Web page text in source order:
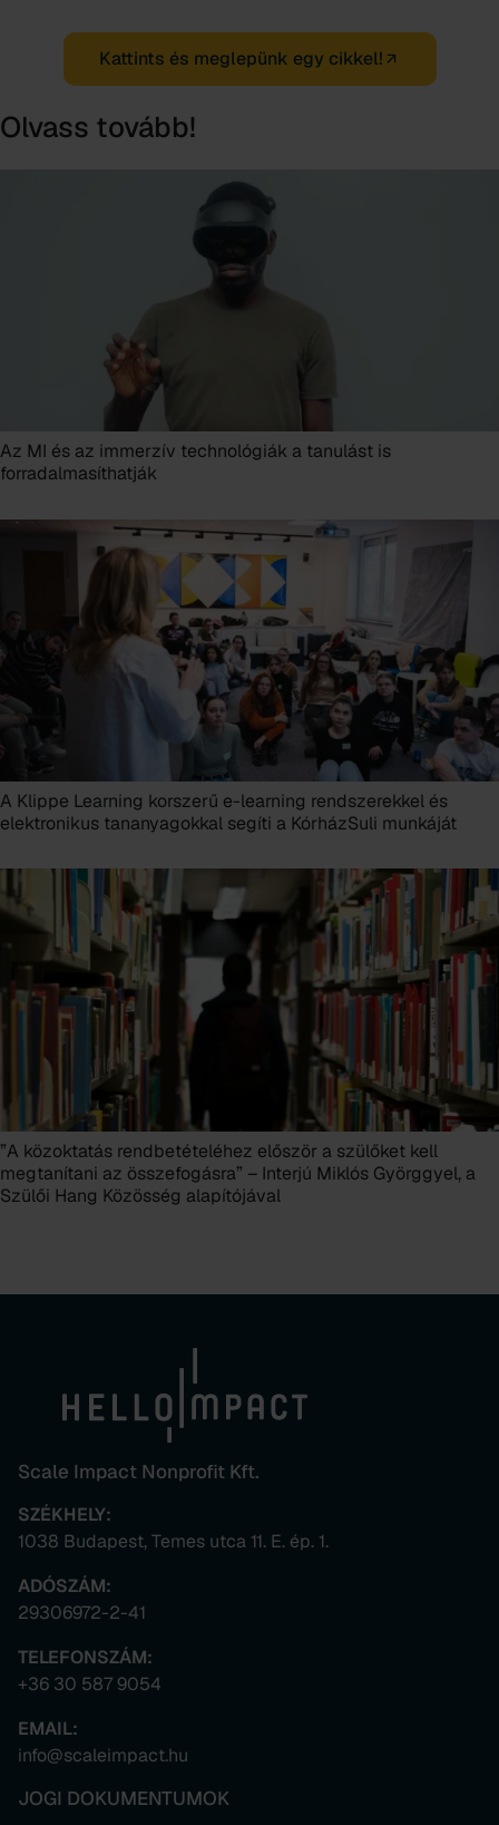
Kattints és meglepünk egy cikkel!
Olvass tovább!
Az MI és az immerzív technológiák a tanulást is
forradalmasíthatják
A Klippe Learning korszerű e-learning rendszerekkel és
elektronikus tananyagokkal segíti a KórházSuli munkáját
”A közoktatás rendbetételéhez először a szülőket kell
megtanítani az összefogásra” – Interjú Miklós Györggyel, a
Szülői Hang Közösség alapítójával
Scale Impact Nonprofit Kft.
SZÉKHELY:
1038 Budapest, Temes utca 11. E. ép. 1.
ADÓSZÁM:
29306972-2-41
TELEFONSZÁM:
+36 30 587 9054
EMAIL:
info@scaleimpact.hu
JOGI DOKUMENTUMOK